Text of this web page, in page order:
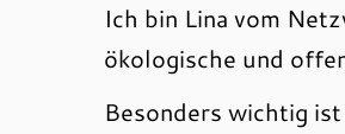
Ich bin Lina vom
ökologische und
Besonders wichtig